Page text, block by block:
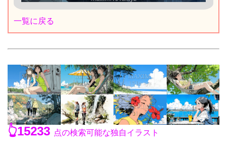
一覧に戻る
👆15233 点の検索可能な独自イラスト